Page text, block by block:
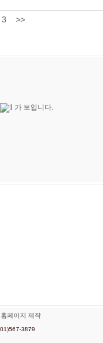
3 >>
가 보입니다.
홈페이지 제작
3879